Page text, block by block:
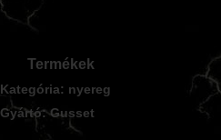
Termékek
Kategória: nyereg
Gyártó: Gusset